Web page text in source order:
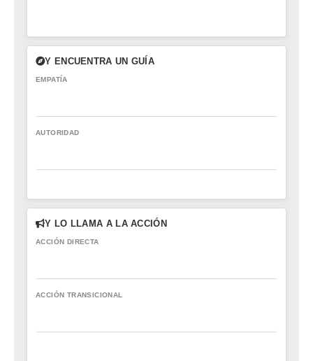
Y ENCUENTRA UN GUÍA
EMPATÍA
AUTORIDAD
Y LO LLAMA A LA ACCIÓN
ACCIÓN DIRECTA
ACCIÓN TRANSICIONAL